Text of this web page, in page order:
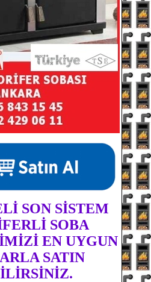
SON SİSTEM
SOBA
EN UYGUN
SATIN